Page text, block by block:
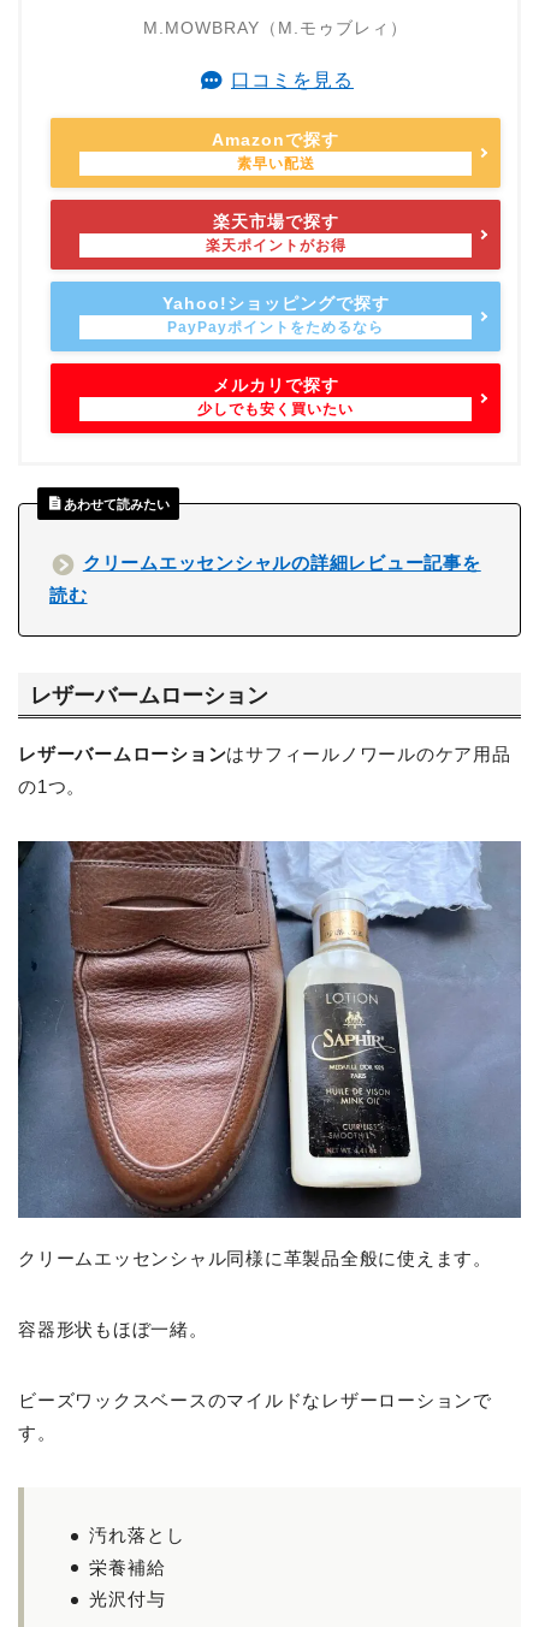
M.MOWBRAY（M.モゥブレィ）
口コミを見る
Amazonで探す
楽天市場で探す
Yahoo!ショッピングで探す
メルカリで探す
あわせて読みたい
クリームエッセンシャルの詳細レビュー記事を
読む
レザーバームローション
レザーバームローションはサフィールノワールのケア用品
の1つ。
クリームエッセンシャル同様に革製品全般に使えます。
容器形状もほぼ一緒。
ビーズワックスベースのマイルドなレザーローションで
す。
汚れ落とし
栄養補給
光沢付与